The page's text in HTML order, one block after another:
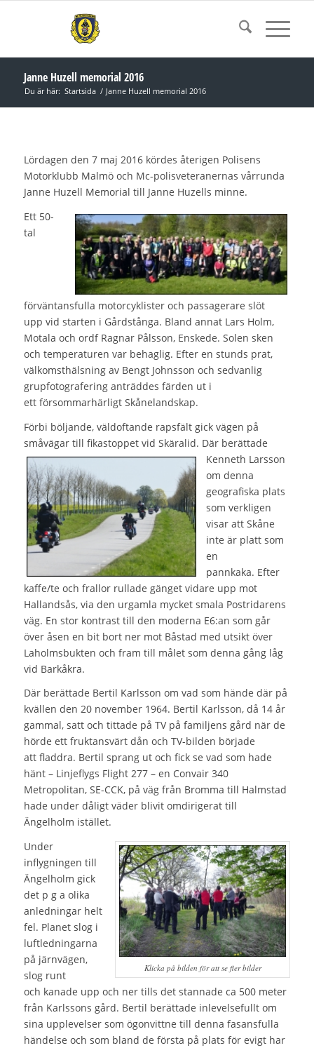
Janne Huzell memorial 2016
Du är här: Startsida / Janne Huzell memorial 2016
Lördagen den 7 maj 2016 kördes återigen Polisens
Motorklubb Malmö och Mc-polisveteranernas vårrunda
Janne Huzell Memorial till Janne Huzells minne.
Ett 50-
tal
förväntansfulla motorcyklister och passagerare slöt
upp vid starten i Gårdstånga. Bland annat Lars Holm,
Motala och ordf Ragnar Pålsson, Enskede. Solen sken
och temperaturen var behaglig. Efter en stunds prat,
välkomsthälsning av Bengt Johnsson och sedvanlig
grupfotografering anträddes färden ut i
ett försommarhärligt Skånelandskap.
Förbi böljande, väldoftande rapsfält gick vägen på
småvägar till fikastoppet vid Skäralid. Där berättade
Kenneth Larsson
om denna
geografiska plats
som verkligen
visar att Skåne
inte är platt som
en
pannkaka. Efter
kaffe/te och frallor rullade gänget vidare upp mot
Hallandsås, via den urgamla mycket smala Postridarens
väg. En stor kontrast till den moderna E6:an som går
över åsen en bit bort ner mot Båstad med utsikt över
Laholmsbukten och fram till målet som denna gång låg
vid Barkåkra.
Där berättade Bertil Karlsson om vad som hände där på
kvällen den 20 november 1964. Bertil Karlsson, då 14 år
gammal, satt och tittade på TV på familjens gård när de
hörde ett fruktansvärt dån och TV-bilden började
att fladdra. Bertil sprang ut och fick se vad som hade
hänt – Linjeflygs Flight 277 – en Convair 340
Metropolitan, SE-CCK, på väg från Bromma till Halmstad
hade under dåligt väder blivit omdirigerat till
Ängelholm istället.
Klicka på bilden för att se fler bilder
Under
inflygningen till
Ängelholm gick
det p g a olika
anledningar helt
fel. Planet slog i
luftledningarna
på järnvägen,
slog runt
och kanade upp och ner tills det stannade ca 500 meter
från Karlssons gård. Bertil berättade inlevelsefullt om
sina upplevelser som ögonvittne till denna fasansfulla
händelse och som bland de första på plats för evigt har